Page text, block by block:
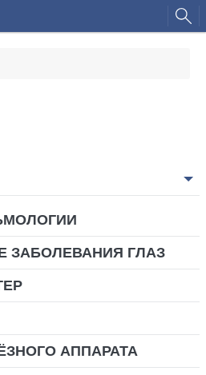
ЗАБОЛЕВАНИЯ ГЛАЗ
АППАРАТА